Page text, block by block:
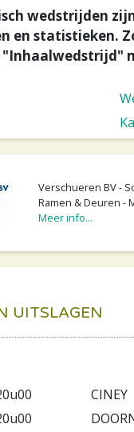
wedstrijden
en statistieken.
Verschueren BV -
Ramen & Deuren -
Meer info...
UITSLAGEN
CINEY